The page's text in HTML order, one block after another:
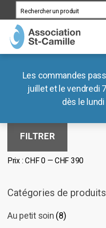
Les commandes
juillet et le vendredi
dès le
MENU
Ateliers
Café des Préalpes
MENU
Documents
Nos liens externes
Filtrer par tarif
min
max
FILTRER
Prix :CHF 0— CHF 390
Catégories de produits
Au petit soin (8)